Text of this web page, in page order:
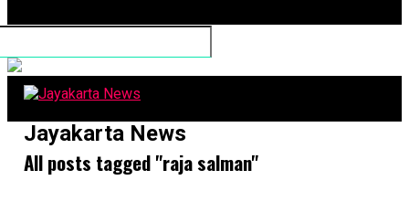
Jayakarta News
All posts tagged "raja salman"